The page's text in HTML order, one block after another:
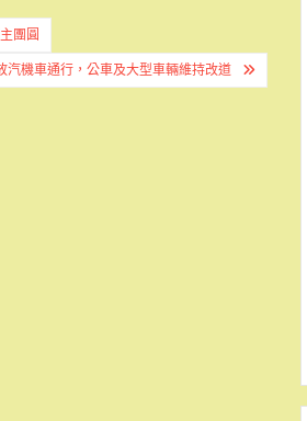
團圓
汽機車通行，公車及大型車輛維持改道